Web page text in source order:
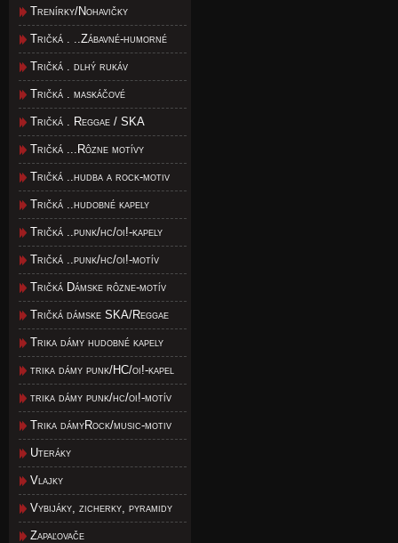
Trenírky/Nohavičky
Tričká . ..Zábavné-humorné
Tričká . dlhý rukáv
Tričká . maskáčové
Tričká . Reggae / SKA
Tričká ...Rôzne motívy
Tričká ..hudba a rock-motiv
Tričká ..hudobné kapely
Tričká ..punk/hc/oi!-kapely
Tričká ..punk/hc/oi!-motív
Tričká Dámske rôzne-motív
Tričká dámske SKA/Reggae
Trika dámy hudobné kapely
trika dámy punk/HC/oi!-kapel
trika dámy punk/hc/oi!-motív
Trika dámyRock/music-motiv
Uteráky
Vlajky
Vybijáky, zicherky, pyramidy
Zapaľovače